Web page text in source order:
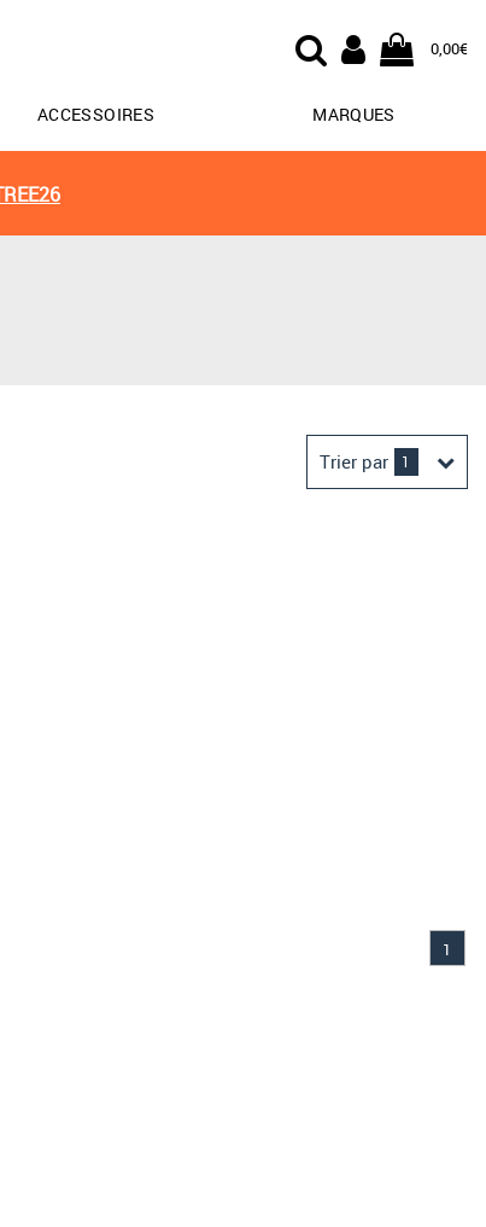
0,00€
ACCESSOIRES MARQUES
Trier par 1
1